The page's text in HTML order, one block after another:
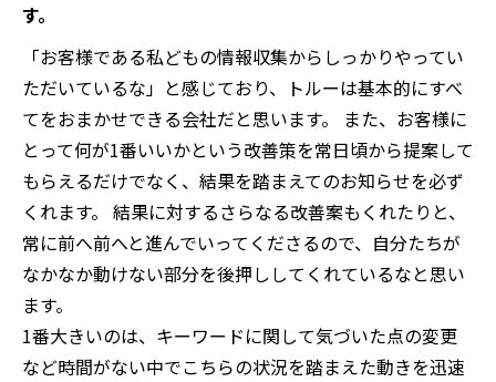
す。
「お客様である私どもの情報収集からしっかりやってい
ただいているな」と感じており、トルーは基本的にすべ
てをおまかせできる会社だと思います。 また、お客様に
とって何が1番いいかという改善策を常日頃から提案して
もらえるだけでなく、結果を踏まえてのお知らせを必ず
くれます。 結果に対するさらなる改善案もくれたりと、
常に前へ前へと進んでいってくださるので、自分たちが
なかなか動けない部分を後押ししてくれているなと思い
ます。
1番大きいのは、キーワードに関して気づいた点の変更
など時間がない中でこちらの状況を踏まえた動きを迅速